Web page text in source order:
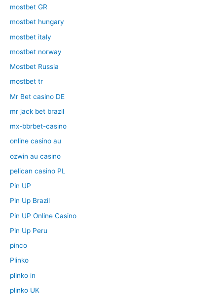
mostbet GR
mostbet hungary
mostbet italy
mostbet norway
Mostbet Russia
mostbet tr
Mr Bet casino DE
mr jack bet brazil
mx-bbrbet-casino
online casino au
ozwin au casino
pelican casino PL
Pin UP
Pin Up Brazil
Pin UP Online Casino
Pin Up Peru
pinco
Plinko
plinko in
plinko UK